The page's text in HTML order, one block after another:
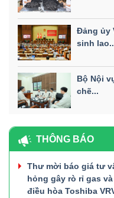
Đảng ủy
sinh
Bộ Nội
chẽ...
THÔNG BÁO
Thư mời báo giá tư
hỏng gây rò rỉ gas
điều hòa Toshiba